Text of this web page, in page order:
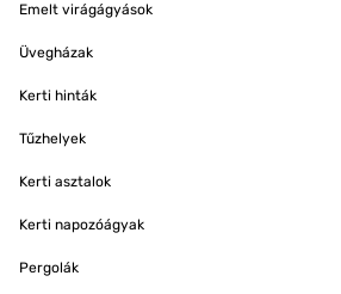
Emelt virágágyások
Üvegházak
Kerti hinták
Tűzhelyek
Kerti asztalok
Kerti napozóágyak
Pergolák